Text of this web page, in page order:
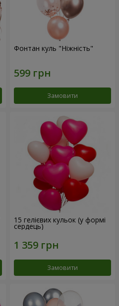
Фонтан куль "Ніжність"
Замовити
15 гелієвих кульок (у формі
сердець)
Замовити